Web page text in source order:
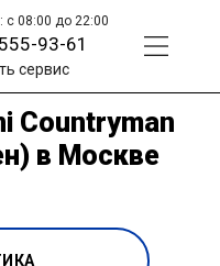
с 08:00 до 22:00
93-61
сервис
Countryman
в Москве